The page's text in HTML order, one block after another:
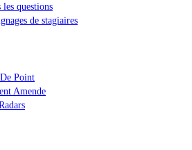
les questions
de stagiaires
Point
Amende